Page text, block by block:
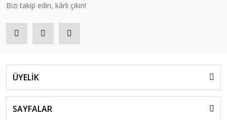
Bizi takip edin, kârlı çıkın!
ÜYELİK
SAYFALAR